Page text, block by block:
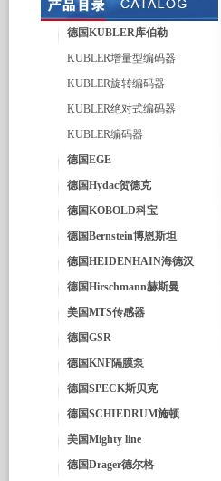
德国KUBLER库伯勒
KUBLER增量型编码器
KUBLER旋转编码器
KUBLER绝对式编码器
KUBLER编码器
德国EGE
德国Hydac贺德克
德国KOBOLD科宝
德国Bernstein博恩斯坦
德国HEIDENHAIN海德汉
德国Hirschmann赫斯曼
美国MTS传感器
德国GSR
德国KNF隔膜泵
德国SPECK斯贝克
德国SCHIEDRUM施顿
美国Mighty line
德国Drager德尔格